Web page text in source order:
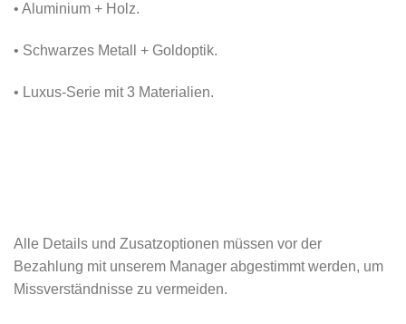
• Aluminium + Holz.
• Schwarzes Metall + Goldoptik.
• Luxus-Serie mit 3 Materialien.
Alle Details und Zusatzoptionen müssen vor der
Bezahlung mit unserem Manager abgestimmt werden, um
Missverständnisse zu vermeiden.